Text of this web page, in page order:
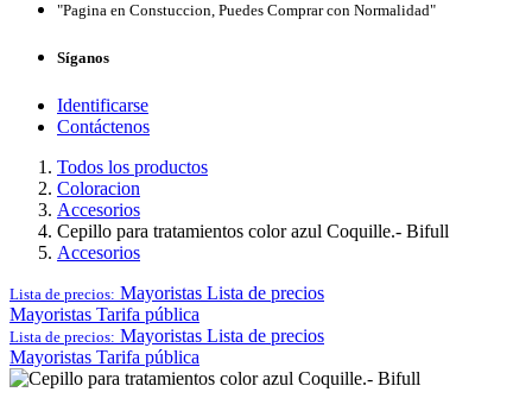
"Pagina en Constuccion, Puedes Comprar con Normalidad"
Síganos
Identificarse
Contáctenos
Todos los productos
Coloracion
Accesorios
Cepillo para tratamientos color azul Coquille.- Bifull
Accesorios
Lista de precios: Mayoristas Lista de precios
Mayoristas Tarifa pública
Lista de precios: Mayoristas Lista de precios
Mayoristas Tarifa pública